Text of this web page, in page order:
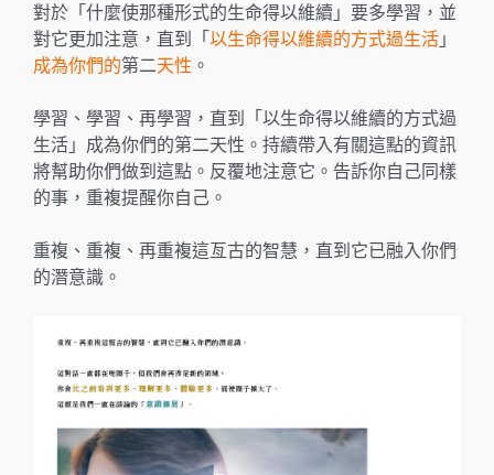
對於「什麼使那種形式的生命得以維續」要多學習，並
對它更加注意，直到「 以生命得以維續的方式過生活 」
成為你們的第二天性 。
學習、學習、再學習，直到「以生命得以維續的方式過
生活」成為你們的第二天性。持續帶入有關這點的資訊
將幫助你們做到這點。反覆地注意它。告訴你自己同樣
的事，重複提醒你自己。
重複、重複、再重複這亙古的智慧，直到它已融入你們
的潛意識。